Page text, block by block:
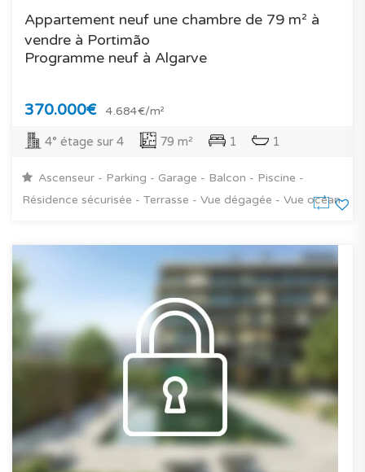
Appartement neuf une chambre de 79 m² à
vendre à Portimão
Programme neuf à Algarve
370.000€ 4.684€/m²
4° étage sur 4 79 m² 1 1
Ascenseur - Parking - Garage - Balcon - Piscine -
Résidence sécurisée - Terrasse - Vue dégagée - Vue océan